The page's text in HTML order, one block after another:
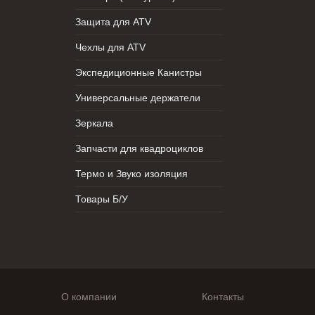
Защита для ATV
Чехлы для ATV
Экспедиционные Канистры
Универсальные держатели
Зеркала
Запчасти для квадроциклов
Термо и Звуко изоляция
Товары Б/У
О компании Контакты